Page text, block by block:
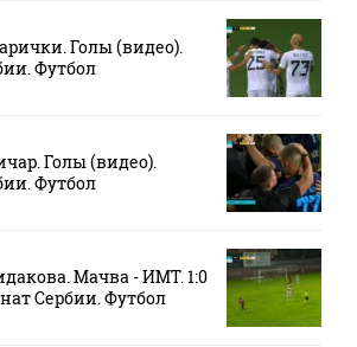
Голы (видео).
Футбол
Голы (видео).
Футбол
Мачва - ИМТ. 1:0
Сербии. Футбол